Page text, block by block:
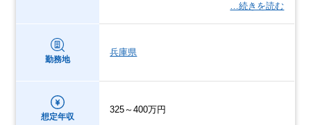
…続きを読む
勤務地
兵庫県
想定年収
325～400万円